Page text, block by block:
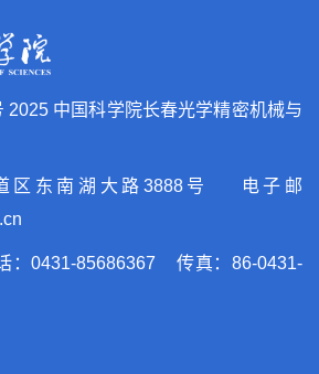
2025 中国科学院长春光学精密机械与
区东南湖大路3888号 电子邮
：0431-85686367 传真：86-0431-